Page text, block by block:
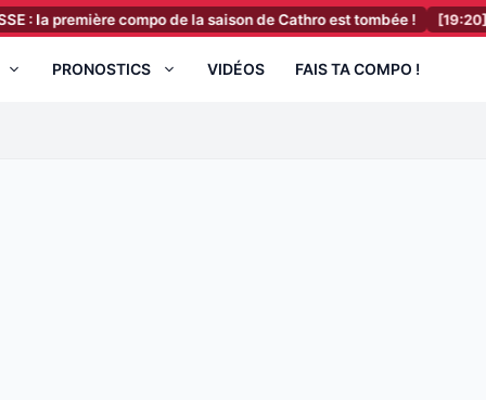
compo de la saison de Cathro est tombée ! [19:20] FC
PRONOSTICS VIDÉOS FAIS TA COMPO !